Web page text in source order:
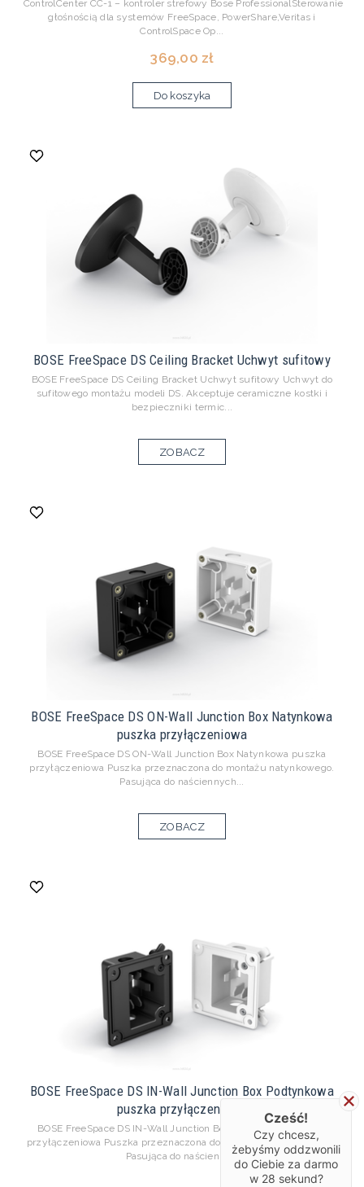
ControlCenter CC-1 – kontroler strefowy Bose ProfessionalSterowanie
głośnością dla systemów FreeSpace, PowerShare,Veritas i
ControlSpace Op...
369,00 zł
Do koszyka
BOSE FreeSpace DS Ceiling Bracket Uchwyt sufitowy
BOSE FreeSpace DS Ceiling Bracket Uchwyt sufitowy Uchwyt do
sufitowego montażu modeli DS. Akceptuje ceramiczne kostki i
bezpieczniki termic...
ZOBACZ
BOSE FreeSpace DS ON-Wall Junction Box Natynkowa
puszka przyłączeniowa
BOSE FreeSpace DS ON-Wall Junction Box Natynkowa puszka
przyłączeniowa Puszka przeznaczona do montażu natynkowego.
Pasująca do naściennych...
ZOBACZ
BOSE FreeSpace DS IN-Wall Junction Box Podtynkowa
puszka przyłączeniowa
BOSE FreeSpace DS IN-Wall Junction Box Podtynkowa puszka
przyłączeniowa Puszka przeznaczona do montażu podtynkowego.
Pasująca do naścienny...
Cześć!
Czy chcesz,
żebyśmy oddzwonili
do Ciebie za darmo
w 28 sekund?